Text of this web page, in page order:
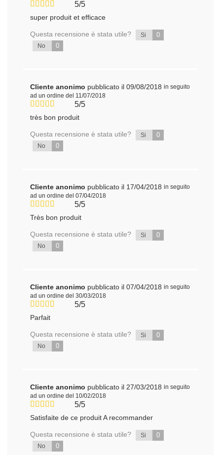
5/5
super produit et efficace
Questa recensione è stata utile? Si 0
No 0
Cliente anonimo pubblicato il 09/08/2018 in seguito
ad un ordine del 11/07/2018
5/5
très bon produit
Questa recensione è stata utile? Si 0
No 0
Cliente anonimo pubblicato il 17/04/2018 in seguito
ad un ordine del 07/04/2018
5/5
Très bon produit
Questa recensione è stata utile? Si 0
No 0
Cliente anonimo pubblicato il 07/04/2018 in seguito
ad un ordine del 30/03/2018
5/5
Parfait
Questa recensione è stata utile? Si 0
No 0
Cliente anonimo pubblicato il 27/03/2018 in seguito
ad un ordine del 10/02/2018
5/5
Satisfaite de ce produit A recommander
Questa recensione è stata utile? Si 0
No 0